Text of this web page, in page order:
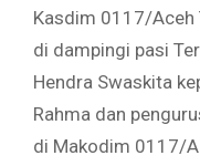
Kasdim 0117/Aceh
di dampingi pasi
Hendra Swaskita
Rahma dan
di Makodim 0117/